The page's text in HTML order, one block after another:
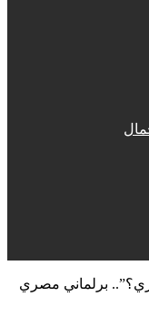
برلماني مصري